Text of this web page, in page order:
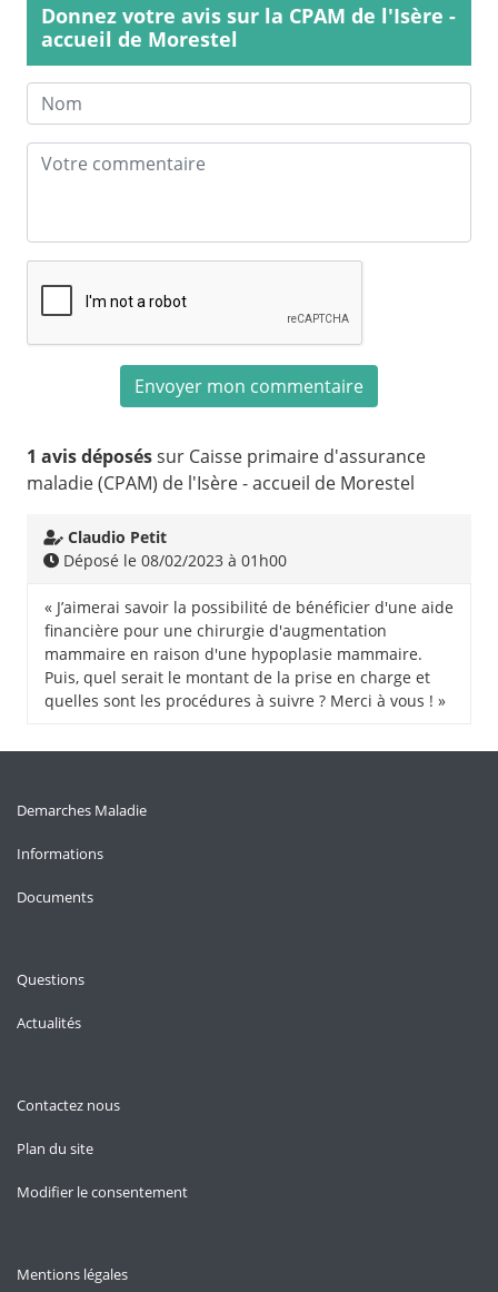
Donnez votre avis sur la CPAM de l'Isère -
accueil de Morestel
1 avis déposéssur Caisse primaire d'assurance
maladie (CPAM) de l'Isère - accueil de Morestel
Claudio Petit
Déposé le 08/02/2023 à 01h00
« J’aimerai savoir la possibilité de bénéficier d'une aide
financière pour une chirurgie d'augmentation
mammaire en raison d'une hypoplasie mammaire.
Puis, quel serait le montant de la prise en charge et
quelles sont les procédures à suivre ? Merci à vous ! »
Demarches Maladie
Informations
Documents
Questions
Actualités
Contactez nous
Plan du site
Modifier le consentement
Mentions légales